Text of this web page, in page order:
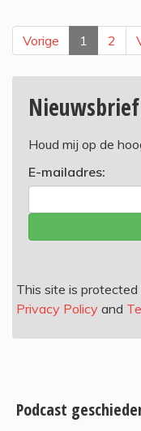
Vorige 1 2
Nieuwsbrief
Houd mij op de
E-mailadres:
This site is
Privacy Policy and
Podcast